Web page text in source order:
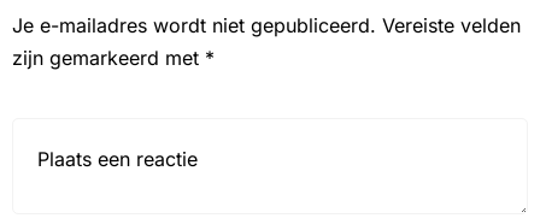
Je e-mailadres wordt niet gepubliceerd. Vereiste velden
zijn gemarkeerd met *